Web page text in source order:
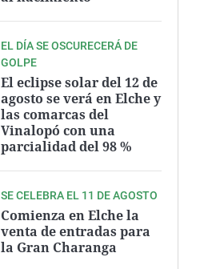
EL DÍA SE OSCURECERÁ DE
GOLPE
El eclipse solar del 12 de
agosto se verá en Elche y
las comarcas del
Vinalopó con una
parcialidad del 98 %
SE CELEBRA EL 11 DE AGOSTO
Comienza en Elche la
venta de entradas para
la Gran Charanga